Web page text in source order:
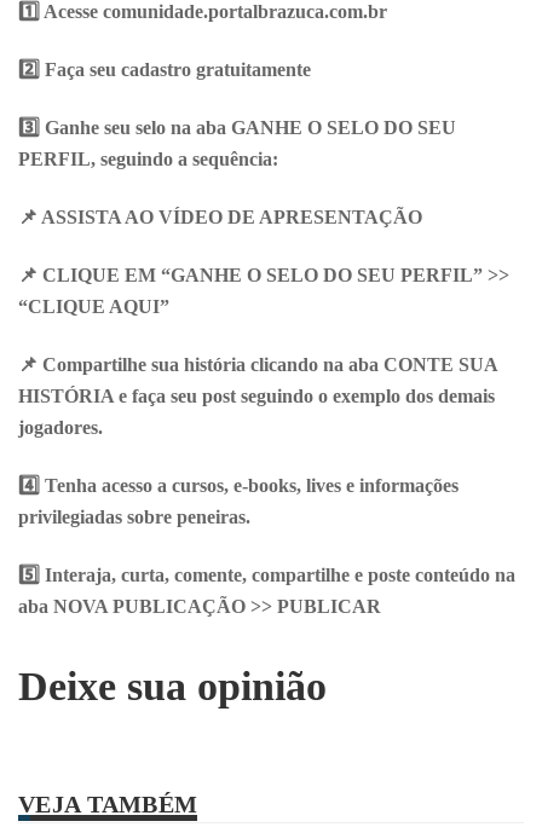
1️ ⃣ Acesse comunidade.portalbrazuca.com.br
2️ ⃣ Faça seu cadastro gratuitamente
3️ ⃣ Ganhe seu selo na aba GANHE O SELO DO SEU
PERFIL, seguindo a sequência:
📌 ASSISTA AO VÍDEO DE APRESENTAÇÃO
📌 CLIQUE EM “GANHE O SELO DO SEU PERFIL” >>
“CLIQUE AQUI”
📌 Compartilhe sua história clicando na aba CONTE SUA
HISTÓRIA e faça seu post seguindo o exemplo dos demais
jogadores.
4️ ⃣ Tenha acesso a cursos, e-books, lives e informações
privilegiadas sobre peneiras.
5️ ⃣ Interaja, curta, comente, compartilhe e poste conteúdo na
aba NOVA PUBLICAÇÃO >> PUBLICAR
Deixe sua opinião
VEJA TAMBÉM